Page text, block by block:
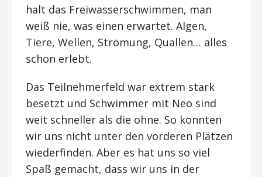
halt das Freiwasserschwimmen, man
weiß nie, was einen erwartet. Algen,
Tiere, Wellen, Strömung, Quallen… alles
schon erlebt.
Das Teilnehmerfeld war extrem stark
besetzt und Schwimmer mit Neo sind
weit schneller als die ohne. So konnten
wir uns nicht unter den vorderen Plätzen
wiederfinden. Aber es hat uns so viel
Spaß gemacht, dass wir uns in der